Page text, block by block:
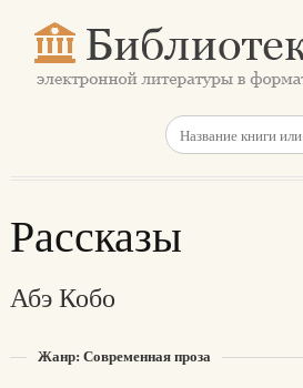
Рассказы
Абэ Кобо
Жанр: Современная проза